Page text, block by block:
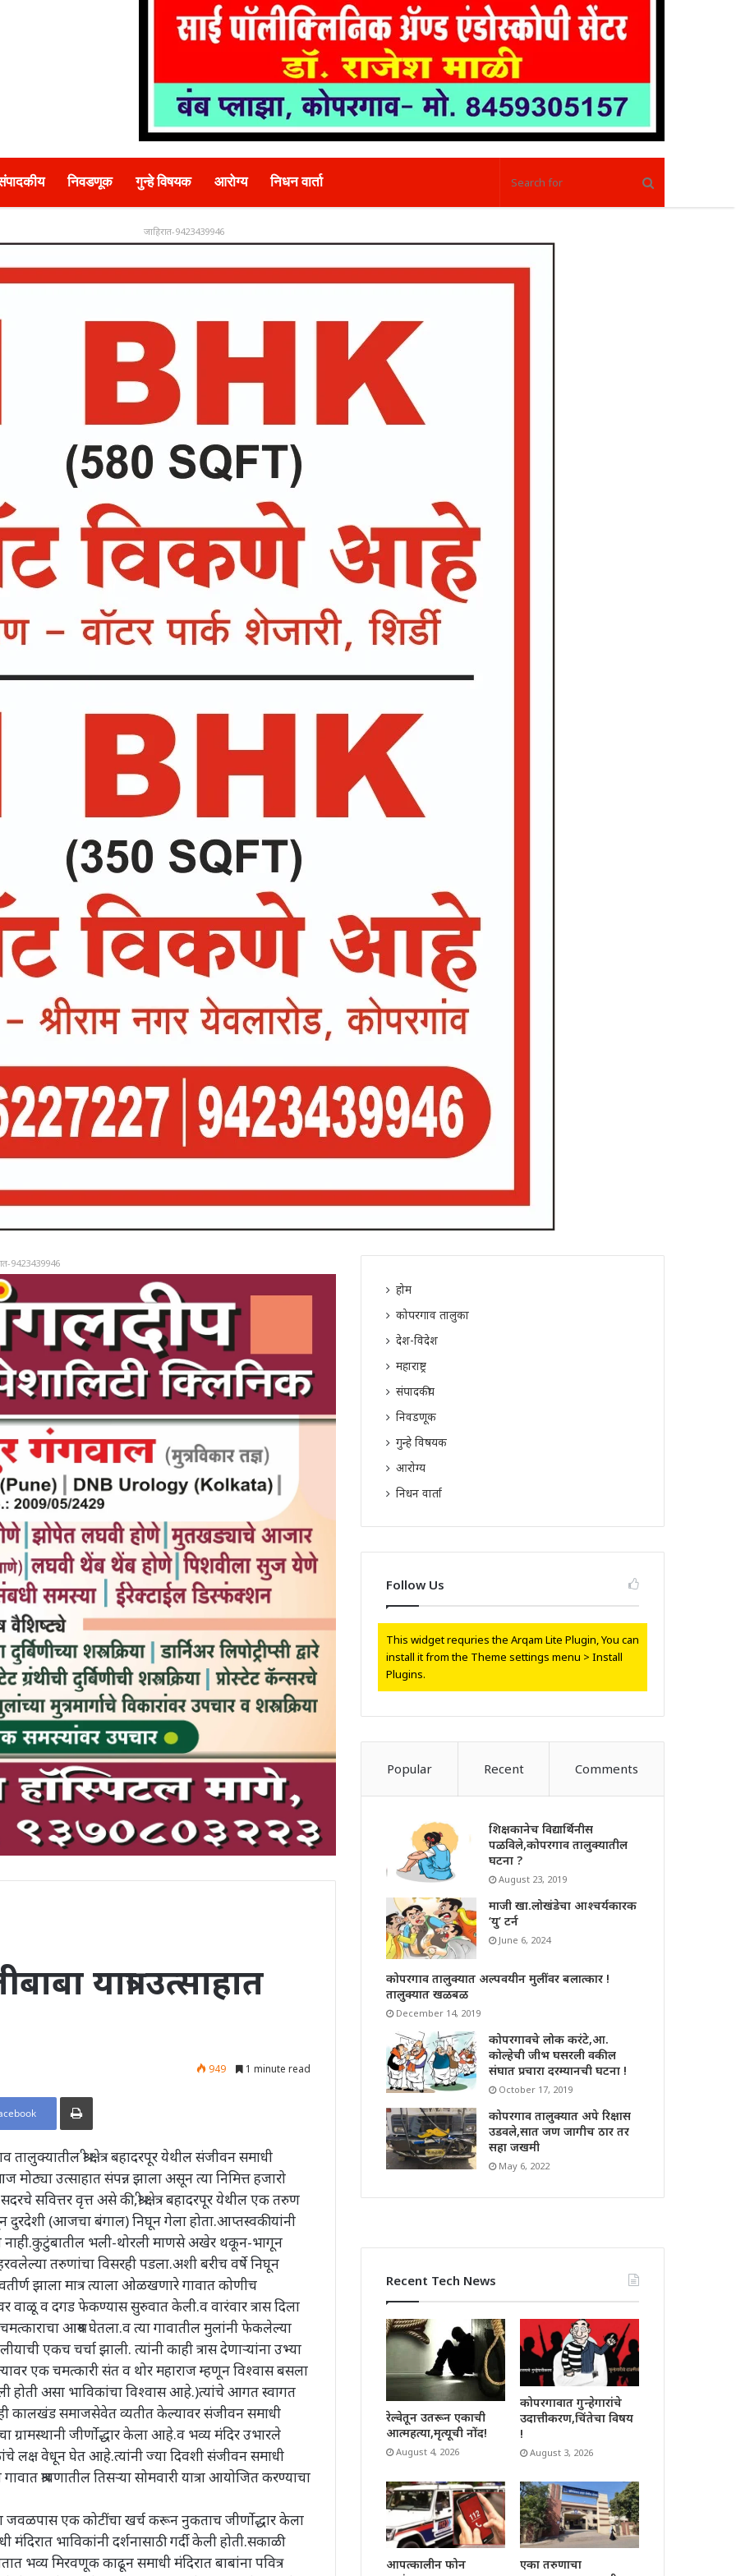
निवडणूक गुन्हे विषयक आरोग्य निधन वार्ता
जाहिरात-9423439946
9423439946
यात्रा उत्साहात
949 1 minute read
Print
तालुक्यातील श्री क्षेत्र बहादरपूर येथील संजीवन समाधी
मोठ्या उत्साहात संपन्न झाला असून त्या निमित्त हजारो
सवित्तर वृत्त असे की,श्री क्षेत्र बहादरपूर येथील एक तरुण
(आजचा बंगाल) निघून गेला होता.आप्तस्वकीयांनी
नाही.कुटुंबातील भली-थोरली माणसे अखेर थकून-भागून
तरुणांचा विसरही पडला.अशी बरीच वर्षे निघून
झाला मात्र त्याला ओळखणारे गावात कोणीच
वाळू व दगड फेकण्यास सुरुवात केली.व वारंवार त्रास दिला
आश्रय घेतला.व त्या गावातील मुलांनी फेकलेल्या
एकच चर्चा झाली. त्यांनी काही त्रास देणाऱ्यांना उभ्या
एक चमत्कारी संत व थोर महाराज म्हणून विश्वास बसला
होती असा भाविकांचा विश्वास आहे.)त्यांचे आगत स्वागत
कालखंड समाजसेवेत व्यतीत केल्यावर संजीवन समाधी
जीर्णोद्धार केला आहे.व भव्य मंदिर उभारले
लक्ष वेधून घेत आहे.त्यांनी ज्या दिवशी संजीवन समाधी
श्रावणातील तिसऱ्या सोमवारी यात्रा आयोजित करण्याचा
जवळपास एक कोटींचा खर्च करून नुकताच जीर्णोद्धार केला
भाविकांनी दर्शनासाठी गर्दी केली होती.सकाळी
भव्य मिरवणूक काढून समाधी मंदिरात बाबांना पवित्र
होम
कोपरगाव तालुका
देश-विदेश
महाराष्ट्र
संपादकीय
निवडणूक
गुन्हे विषयक
आरोग्य
निधन वार्ता
Follow Us
This widget requries the Arqam Lite Plugin, You can
install it from the Theme settings menu > Install
Plugins.
Popular Recent Comments
शिक्षकानेच विद्यार्थिनीस
पळविले,कोपरगाव तालुक्यातील
घटना ?
August 23, 2019
माजी खा.लोखंडेचा आश्चर्यकारक
‘यु’ टर्न
June 6, 2024
कोपरगाव तालुक्यात अल्पवयीन मुलींवर बलात्कार !
तालुक्यात खळबळ
December 14, 2019
कोपरगावचे लोक करंटे,आ.
कोल्हेची जीभ घसरली वकील
संघात प्रचारा दरम्यानची घटना !
October 17, 2019
कोपरगाव तालुक्यात अपे रिक्षास
उडवले,सात जण जागीच ठार तर
सहा जखमी
May 6, 2022
Recent Tech News
रेल्वेतून उतरून एकाची
आत्महत्या,मृत्यूची नोंद!
August 4, 2026
कोपरगावात गुन्हेगारांचे
उदात्तीकरण,चिंतेचा विषय
!
August 3, 2026
आपत्कालीन फोन
एका तरुणाचा